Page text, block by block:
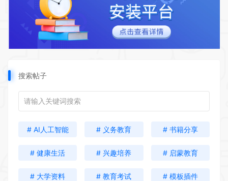
搜索帖子
# AI人工智能 # 义务教育 # 书籍分享
# 健康生活 # 兴趣培养 # 启蒙教育
# 大学资料 # 教育考试 # 模板插件